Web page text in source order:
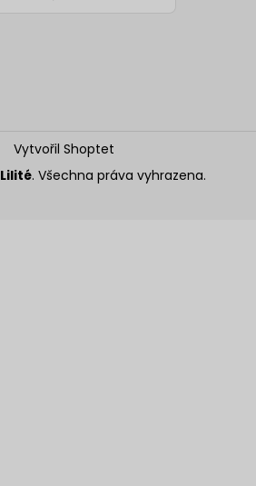
Vytvořil Shoptet
Lilité. Všechna práva vyhrazena.